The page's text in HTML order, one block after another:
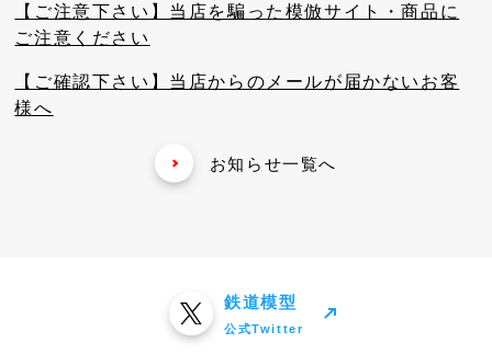
【ご注意下さい】当店を騙った模倣サイト・商品に
ご注意ください
【ご確認下さい】当店からのメールが届かないお客
様へ
お知らせ一覧へ
鉄道模型
公式Twitter